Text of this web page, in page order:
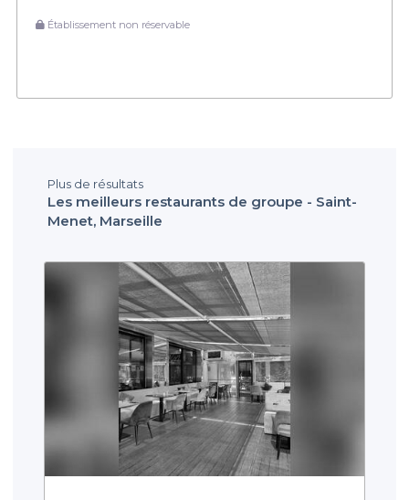
Établissement non réservable
Plus de résultats
Les meilleurs restaurants de groupe - Saint-
Menet, Marseille